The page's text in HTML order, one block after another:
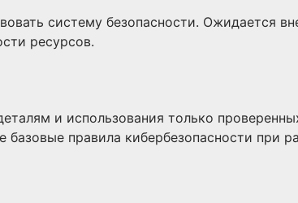
систему безопасности. Ожидается
ресурсов.
и использования только
правила кибербезопасности при